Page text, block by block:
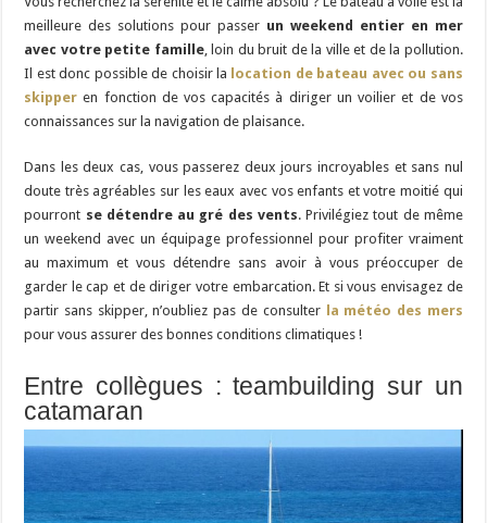
meilleure des solutions pour passer un weekend entier en mer
avec votre petite famille, loin du bruit de la ville et de la pollution.
Il est donc possible de choisir la location de bateau avec ou sans
skipper en fonction de vos capacités à diriger un voilier et de vos
connaissances sur la navigation de plaisance.
Dans les deux cas, vous passerez deux jours incroyables et sans nul
doute très agréables sur les eaux avec vos enfants et votre moitié qui
pourront se détendre au gré des vents. Privilégiez tout de même
un weekend avec un équipage professionnel pour profiter vraiment
au maximum et vous détendre sans avoir à vous préoccuper de
garder le cap et de diriger votre embarcation. Et si vous envisagez de
partir sans skipper, n’oubliez pas de consulter
la météo des mers
pour vous assurer des bonnes conditions climatiques !
Entre collègues : teambuilding sur un
catamaran